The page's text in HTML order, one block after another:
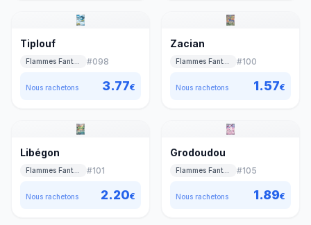
Tiplouf
#098
Nous rachetons 3.77€
Zacian
#100
Nous rachetons 1.57€
Libégon
#101
Nous rachetons 2.20€
Grodoudou
#105
Nous rachetons 1.89€